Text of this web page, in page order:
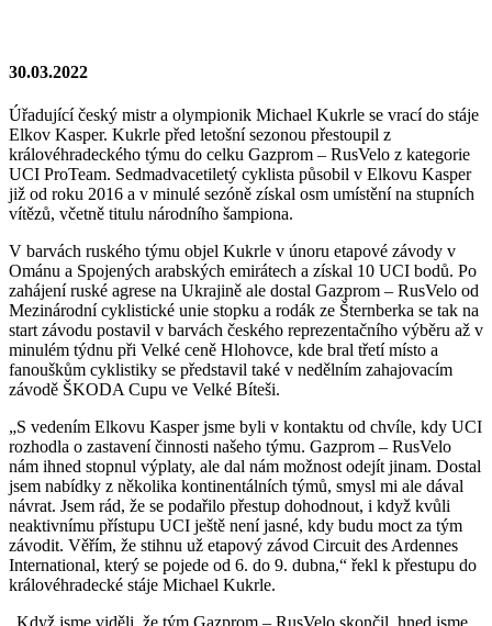
30.03.2022
Úřadující český mistr a olympionik Michael Kukrle se vrací do stáje
Elkov Kasper. Kukrle před letošní sezonou přestoupil z
královéhradeckého týmu do celku Gazprom – RusVelo z kategorie
UCI ProTeam. Sedmadvacetiletý cyklista působil v Elkovu Kasper
již od roku 2016 a v minulé sezóně získal osm umístění na stupních
vítězů, včetně titulu národního šampiona.
V barvách ruského týmu objel Kukrle v únoru etapové závody v
Ománu a Spojených arabských emirátech a získal 10 UCI bodů. Po
zahájení ruské agrese na Ukrajině ale dostal Gazprom – RusVelo od
Mezinárodní cyklistické unie stopku a rodák ze Šternberka se tak na
start závodu postavil v barvách českého reprezentačního výběru až v
minulém týdnu při Velké ceně Hlohovce, kde bral třetí místo a
fanouškům cyklistiky se představil také v nedělním zahajovacím
závodě ŠKODA Cupu ve Velké Bíteši.
„S vedením Elkovu Kasper jsme byli v kontaktu od chvíle, kdy UCI
rozhodla o zastavení činnosti našeho týmu. Gazprom – RusVelo
nám ihned stopnul výplaty, ale dal nám možnost odejít jinam. Dostal
jsem nabídky z několika kontinentálních týmů, smysl mi ale dával
návrat. Jsem rád, že se podařilo přestup dohodnout, i když kvůli
neaktivnímu přístupu UCI ještě není jasné, kdy budu moct za tým
závodit. Věřím, že stihnu už etapový závod Circuit des Ardennes
International, který se pojede od 6. do 9. dubna,“ řekl k přestupu do
královéhradecké stáje Michael Kukrle.